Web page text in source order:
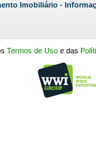
Imobiliário -
Termos de Uso e das